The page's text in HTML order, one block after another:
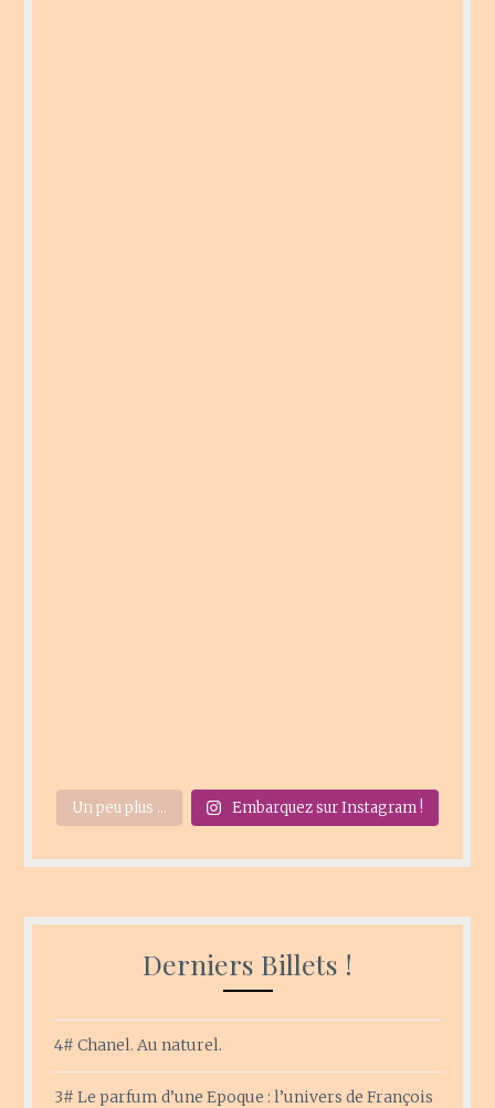
Un peu plus ... Embarquez sur Instagram !
Derniers Billets !
4# Chanel. Au naturel.
3# Le parfum d’une Epoque : l’univers de François